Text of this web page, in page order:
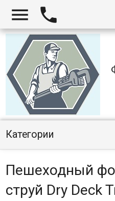
 
Категории
Пешеходный
струй Dry Deck